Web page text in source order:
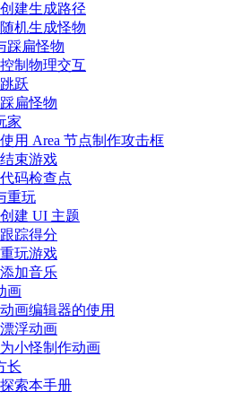
创建生成路径
随机生成怪物
踩扁怪物
控制物理交互
跳跃
踩扁怪物
家
使用 Area 节点制作攻击框
结束游戏
代码检查点
重玩
创建 UI 主题
跟踪得分
重玩游戏
添加音乐
画
动画编辑器的使用
漂浮动画
为小怪制作动画
长
探索本手册